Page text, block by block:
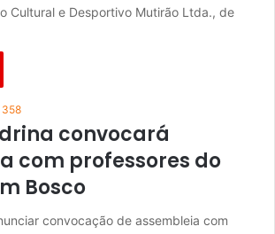
Cultural e Desportivo Mutirão Ltda., de
358
convocará
com professores do
Bosco
convocação de assembleia com